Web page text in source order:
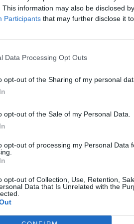
This information may also be disclosed
Participants that may further disclose it
Data Processing Opt Outs
opt-out of the Sharing of my personal
opt-out of the Sale of my Personal Data.
opt-out of processing my Personal Data
opt-out of Collection, Use, Retention,
Data that Is Unrelated with the
με απόφαση
για τις
Σπύρος Πνευματικός, με